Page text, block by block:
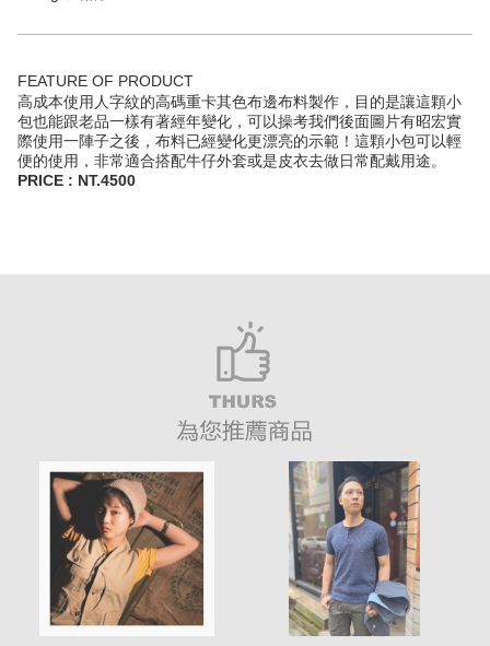
FEATURE OF PRODUCT
高成本使用人字紋的高碼重卡其色布邊布料製作，目的是讓這顆小
包也能跟老品一樣有著經年變化，可以操考我們後面圖片有昭宏實
際使用一陣子之後，布料已經變化更漂亮的示範！這顆小包可以輕
便的使用，非常適合搭配牛仔外套或是皮衣去做日常配戴用途。
PRICE : NT.4500